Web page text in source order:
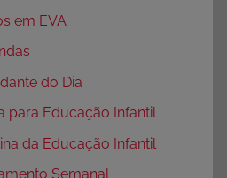
em EVA
do Dia
para Educação Infantil
da Educação Infantil
Semanal